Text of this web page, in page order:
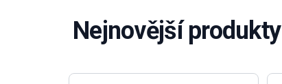
Nejnovější produkty